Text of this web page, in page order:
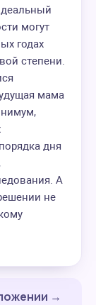
могут
годах
степени.
мама
дня
А
не
→